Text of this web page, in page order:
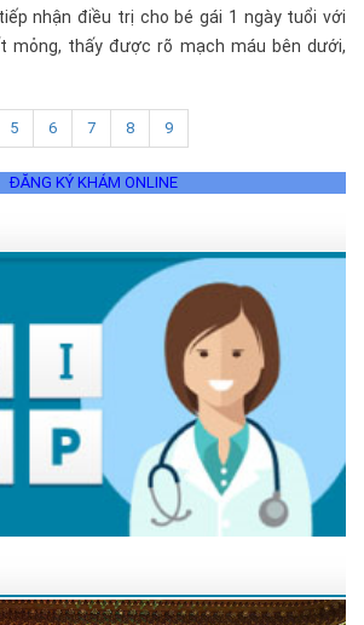
nhận điều trị cho bé gái 1 ngày tuổi với
mỏng, thấy được rõ mạch máu bên dưới,
5 6 7 8 9
ĐĂNG KÝ KHÁM ONLINE